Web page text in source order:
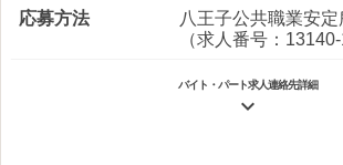
応募方法
八王子公共職業安定
（求人番号：
バイト・パート求人連絡先詳細
